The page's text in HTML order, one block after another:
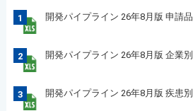
1 開発パイプライン 26年8月版 申請
2 開発パイプライン 26年8月版 企業
3 開発パイプライン 26年8月版 疾患